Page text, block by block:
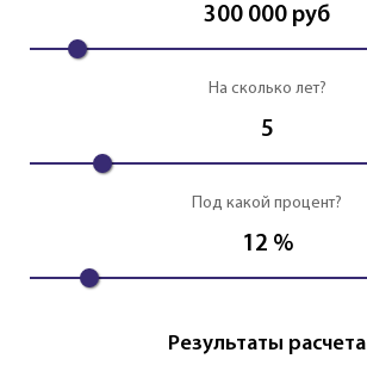
300 000 руб
На сколько лет?
5
Под какой процент?
12 %
Результаты расчета